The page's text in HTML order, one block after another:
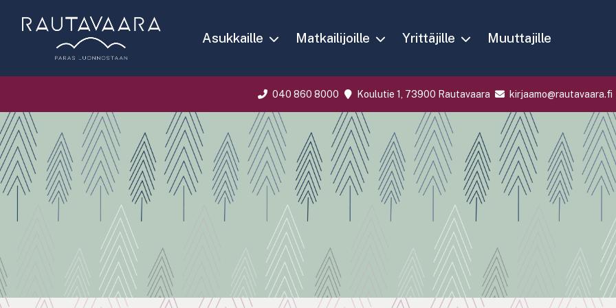
Asukkaille Matkailijoille Yrittäjille Muuttajille
040 860 8000 Koulutie 1, 73900 Rautavaara kirjaamo@rautavaara.fi